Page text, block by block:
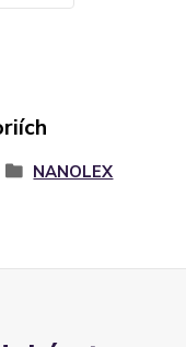
NANOLEX